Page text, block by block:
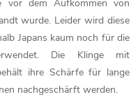
vor dem Aufkommen von
wurde. Leider wird diese
Japans kaum noch für die
Die Klinge mit
ihre Schärfe für lange
nachgeschärft werden.